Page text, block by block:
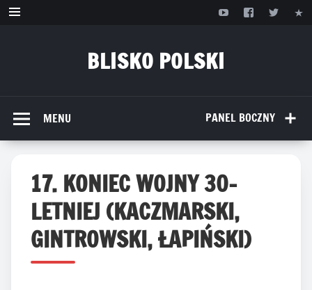
Przejdź
BLISKO POLSKI
PANEL BOCZNY
MENU
17. KONIEC WOJNY 30-
LETNIEJ (KACZMARSKI,
GINTROWSKI, ŁAPIŃSKI)